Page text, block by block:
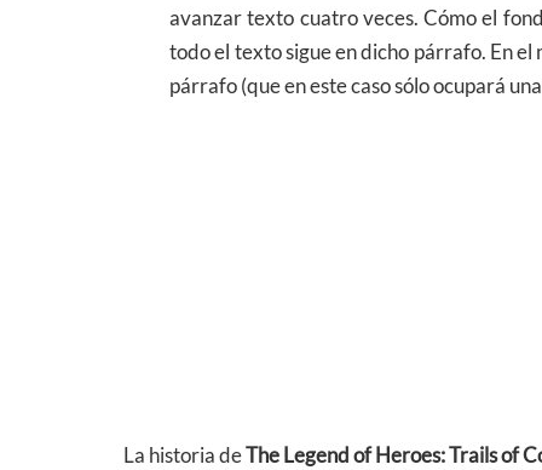
avanzar texto cuatro veces. Cómo el
todo el texto sigue en dicho párrafo. En el
párrafo (que en este caso sólo ocupará
La historia deThe Legend of Heroes: Trails of